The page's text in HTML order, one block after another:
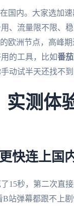
国内。大家选加
、流量限不限、
欧洲节点，高峰
的工具，比如番
试半天还找不到
实测体
快连上国内
15秒，第二次直
B站弹幕都跟不上